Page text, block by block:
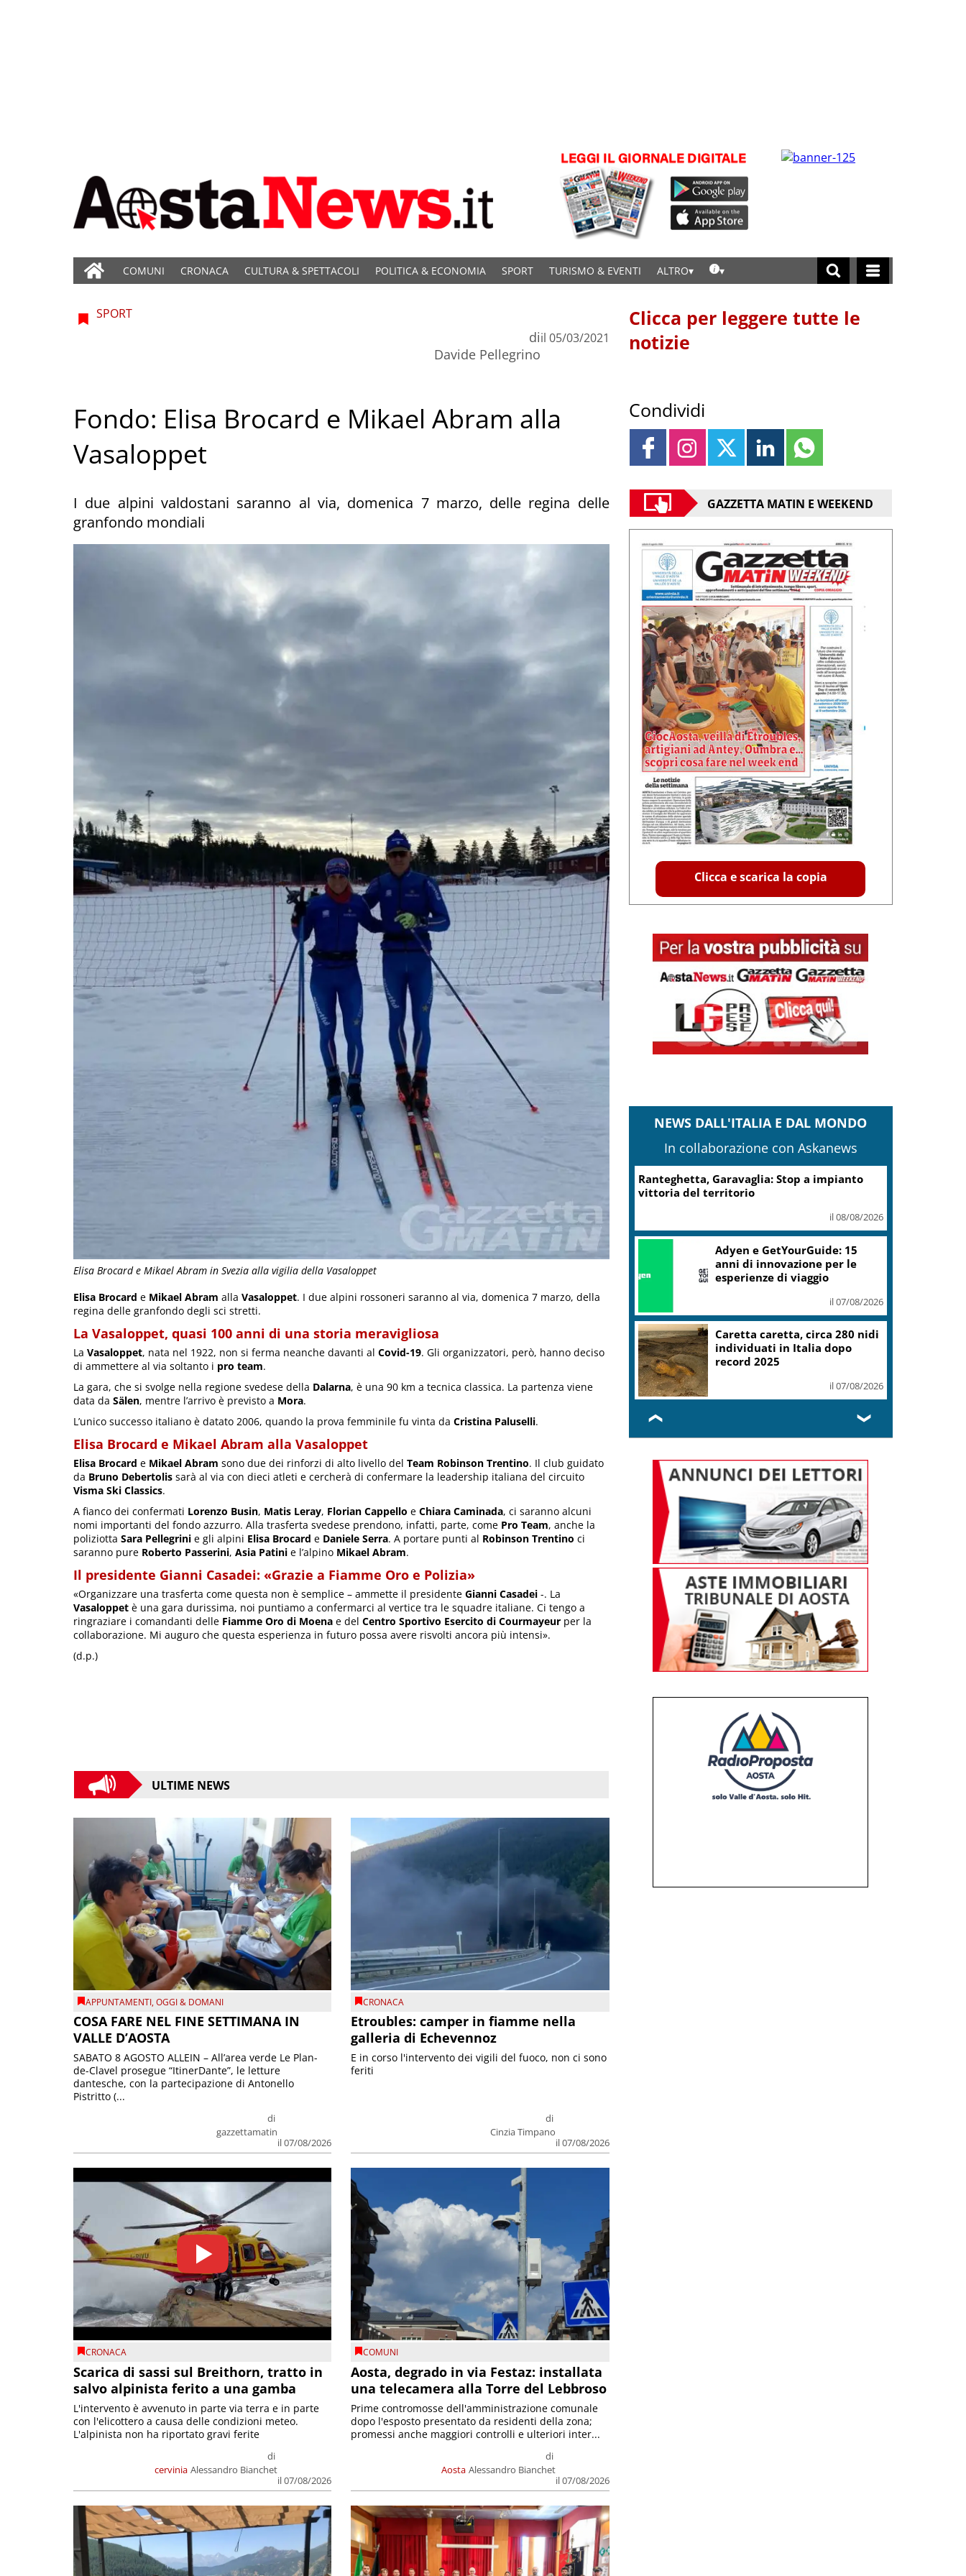
COMUNI CRONACA CULTURA & SPETTACOLI POLITICA & ECONOMIA SPORT TURISMO & EVENTI ALTRO
Elisa Brocard e Mikael Abram in Svezia alla vigilia della Vasaloppet
SPORT
di
Davide Pellegrino
il 05/03/2021
Fondo: Elisa Brocard e Mikael Abram alla
Vasaloppet
I due alpini valdostani saranno al via, domenica 7 marzo, delle regina delle
granfondo mondiali
Elisa Brocard e Mikael Abram alla Vasaloppet. I due alpini rossoneri saranno al via, domenica 7 marzo, della
regina delle granfondo degli sci stretti.
La Vasaloppet, quasi 100 anni di una storia meravigliosa
La Vasaloppet, nata nel 1922, non si ferma neanche davanti al Covid-19. Gli organizzatori, però, hanno deciso
di ammettere al via soltanto i pro team.
La gara, che si svolge nella regione svedese della Dalarna, è una 90 km a tecnica classica. La partenza viene
data da Sälen, mentre l’arrivo è previsto a Mora.
L’unico successo italiano è datato 2006, quando la prova femminile fu vinta da Cristina Paluselli.
Elisa Brocard e Mikael Abram alla Vasaloppet
Elisa Brocard e Mikael Abram sono due dei rinforzi di alto livello del Team Robinson Trentino. Il club guidato
da Bruno Debertolis sarà al via con dieci atleti e cercherà di confermare la leadership italiana del circuito
Visma Ski Classics.
A fianco dei confermati Lorenzo Busin, Matis Leray, Florian Cappello e Chiara Caminada, ci saranno alcuni
nomi importanti del fondo azzurro. Alla trasferta svedese prendono, infatti, parte, come Pro Team, anche la
poliziotta Sara Pellegrini e gli alpini Elisa Brocard e Daniele Serra. A portare punti al Robinson Trentino ci
saranno pure Roberto Passerini, Asia Patini e l’alpino Mikael Abram.
Il presidente Gianni Casadei: «Grazie a Fiamme Oro e Polizia»
«Organizzare una trasferta come questa non è semplice – ammette il presidente Gianni Casadei -. La
Vasaloppet è una gara durissima, noi puntiamo a confermarci al vertice tra le squadre italiane. Ci tengo a
ringraziare i comandanti delle Fiamme Oro di Moena e del Centro Sportivo Esercito di Courmayeur per la
collaborazione. Mi auguro che questa esperienza in futuro possa avere risvolti ancora più intensi».
(d.p.)
ULTIME NEWS
APPUNTAMENTI,OGGI & DOMANI
COSA FARE NEL FINE SETTIMANA IN
VALLE D’AOSTA
di
gazzettamatin
il 07/08/2026
SABATO 8 AGOSTO ALLEIN – All’area verde Le Plan-
de-Clavel prosegue “ItinerDante”, le letture
dantesche, con la partecipazione di Antonello
Pistritto (...
CRONACA
Etroubles: camper in fiamme nella
galleria di Echevennoz
di
Cinzia Timpano
il 07/08/2026
E in corso l'intervento dei vigili del fuoco, non ci sono
feriti
CRONACA
Scarica di sassi sul Breithorn, tratto in
salvo alpinista ferito a una gamba
cervinia
di
Alessandro Bianchet
il 07/08/2026
L'intervento è avvenuto in parte via terra e in parte
con l'elicottero a causa delle condizioni meteo.
L'alpinista non ha riportato gravi ferite
COMUNI
Aosta, degrado in via Festaz: installata
una telecamera alla Torre del Lebbroso
Aosta
di
Alessandro Bianchet
il 07/08/2026
Prime contromosse dell'amministrazione comunale
dopo l'esposto presentato da residenti della zona;
promessi anche maggiori controlli e ulteriori inter...
Clicca per leggere tutte le
notizie
Condividi
GAZZETTA MATIN E WEEKEND
Clicca e scarica la copia
NEWS DALL'ITALIA E DAL MONDO
In collaborazione con Askanews
Turismo, Osservatorio
Telepass: +20% di interesse
il 07/08/2026
Mic, Liguria: 5,8 mln da piano Grandi
Progetti Beni Culturali
il 07/08/2026
Mondiali Wakeboard: primo
oro è azzurro, Noa Gualtieri
campione Under 14
il 07/08/2026
❮ ❯